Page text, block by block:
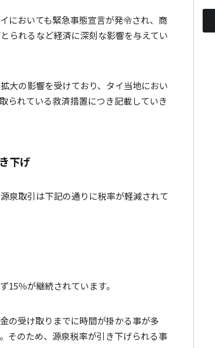
においても緊急事態宣言が発令され、商
られるなど経済に深刻な影響を与えてい
大の影響を受けており、タイ当地におい
られている救済措置につき記載していき
下げ
泉取引は下記の通りに税率が軽減されて
15％が継続されています。
の受け取りまでに時間が掛かる事が多
そのため、源泉税率が引き下げられる事